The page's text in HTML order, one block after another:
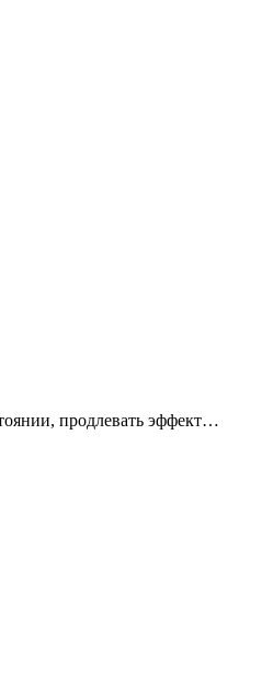
продлевать эффект…